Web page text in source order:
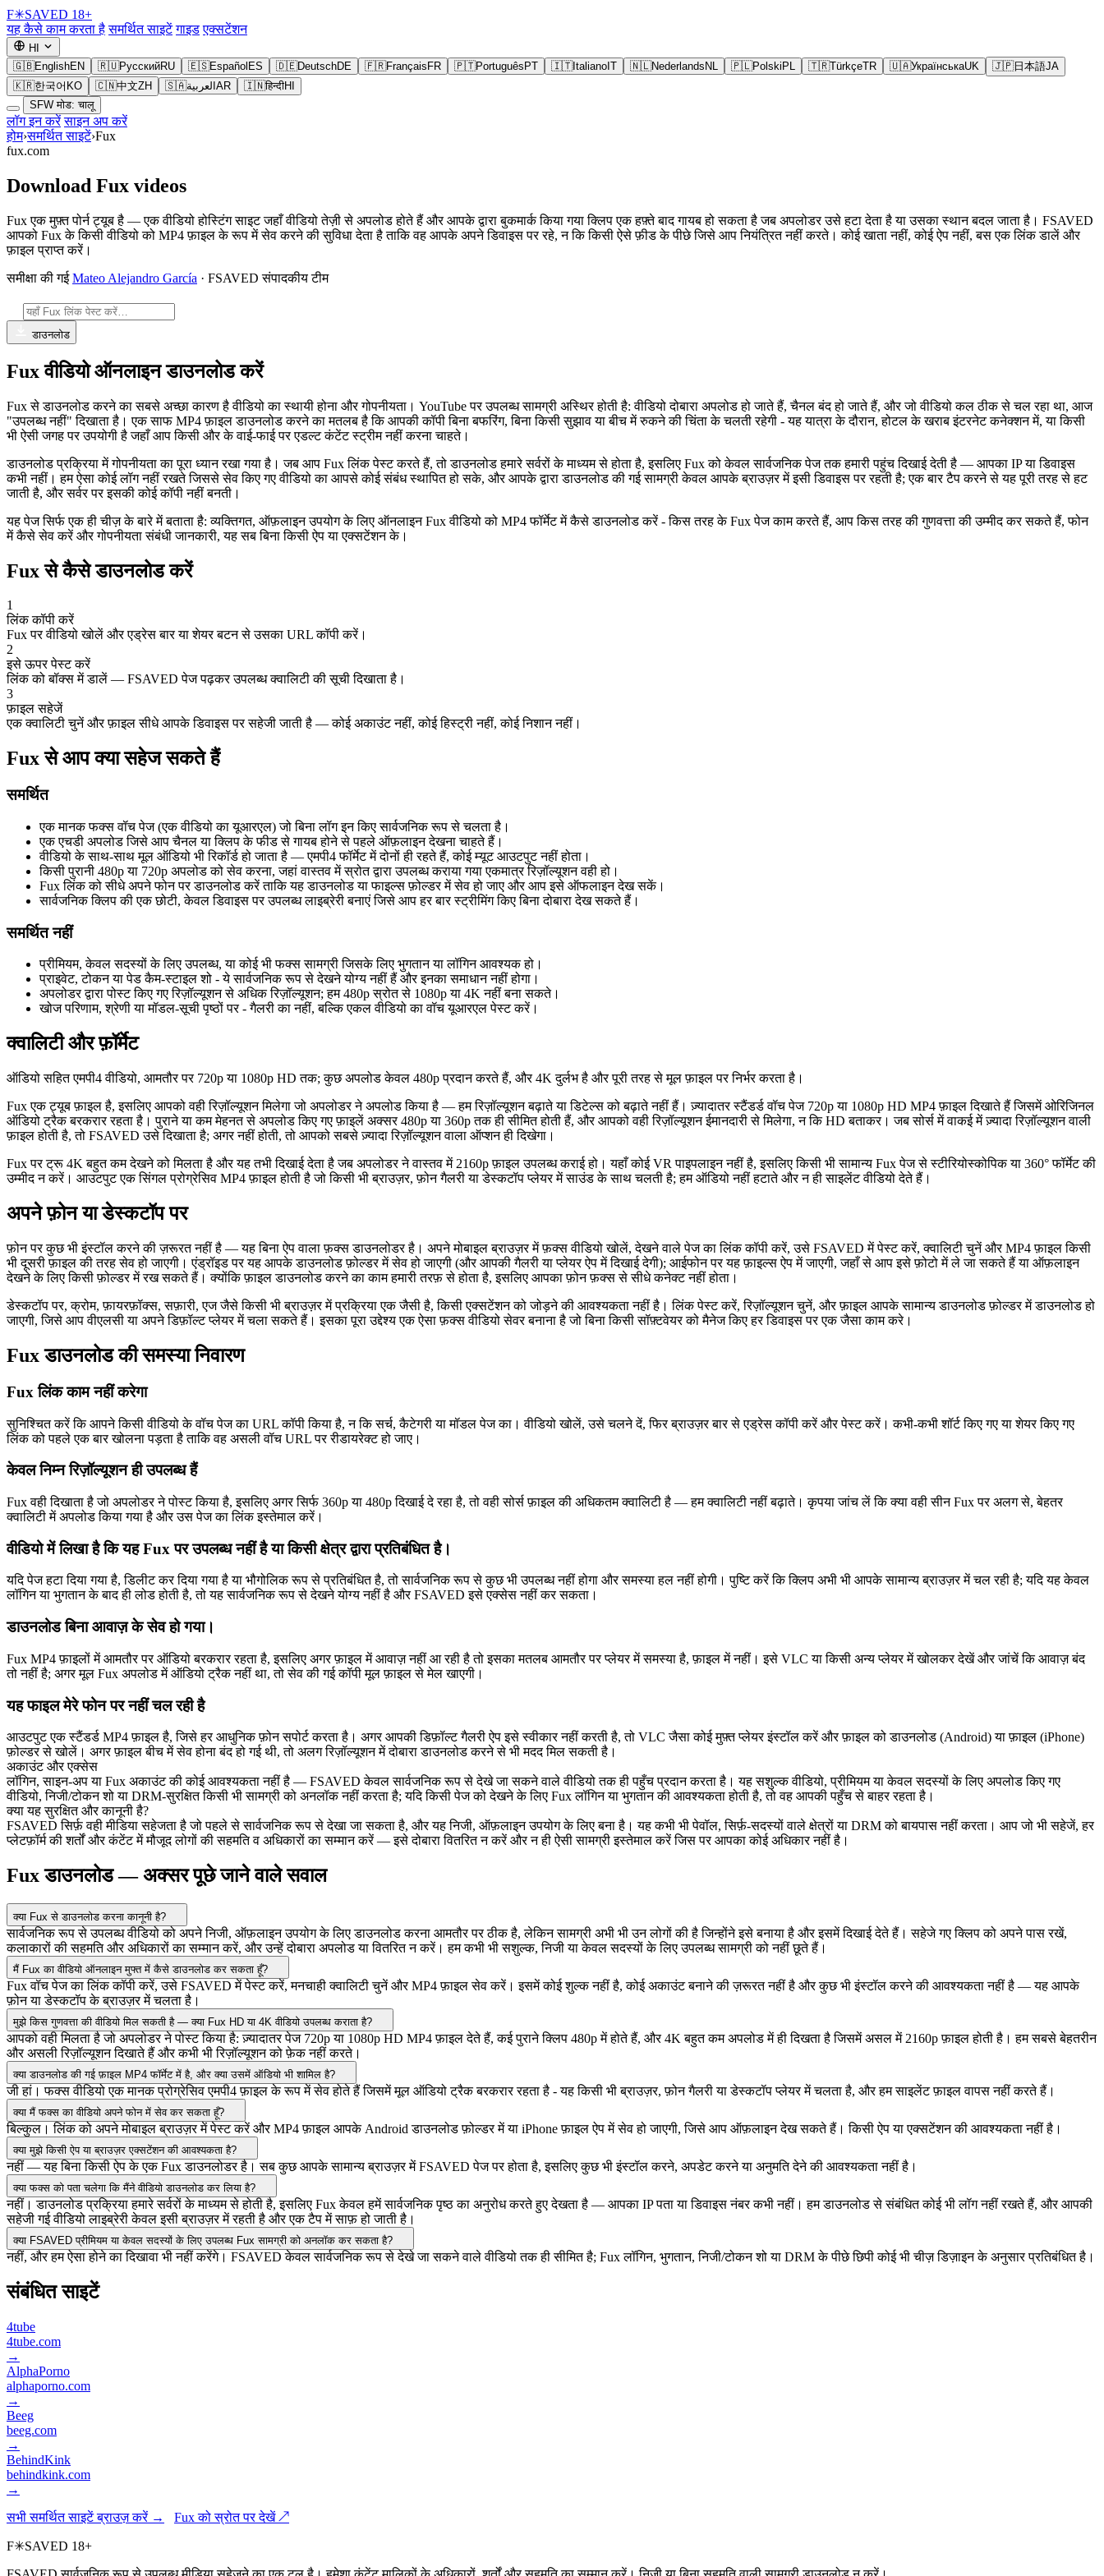
F✳SAVED 18+
यह कैसे काम करता है समर्थित साइटें गाइड एक्सटेंशन
HI
🇬🇧EnglishEN 🇷🇺РусскийRU 🇪🇸Español ES 🇩🇪DeutschDE 🇫🇷Français FR 🇵🇹Português PT 🇮🇹Italiano IT 🇳🇱Nederlands NL 🇵🇱Polski PL 🇹🇷TürkçeTR 🇺🇦УкраїнськаUK 🇯🇵日本語JA
🇰🇷한국어 KO 🇨🇳中文ZH 🇸🇦العربية AR 🇮🇳हिन्दीHI
SFW मोड: चालू
लॉग इन करें साइन अप करें
होम›समर्थित साइटें›Fux
fux.com
Download Fux videos
Fux एक मुफ़्त पोर्न ट्यूब है — एक वीडियो होस्टिंग साइट जहाँ वीडियो तेज़ी से अपलोड होते हैं और आपके द्वारा बुकमार्क किया गया क्लिप एक हफ़्ते बाद गायब हो सकता है जब अपलोडर उसे हटा देता है या उसका स्थान बदल जाता है। FSAVED
आपको Fux के किसी वीडियो को MP4 फ़ाइल के रूप में सेव करने की सुविधा देता है ताकि वह आपके अपने डिवाइस पर रहे, न कि किसी ऐसे फ़ीड के पीछे जिसे आप नियंत्रित नहीं करते। कोई खाता नहीं, कोई ऐप नहीं, बस एक लिंक डालें और
फ़ाइल प्राप्त करें।
समीक्षा की गईMateo Alejandro García · FSAVED संपादकीय टीम
डाउनलोड
Fux वीडियो ऑनलाइन डाउनलोड करें
Fux से डाउनलोड करने का सबसे अच्छा कारण है वीडियो का स्थायी होना और गोपनीयता। YouTube पर उपलब्ध सामग्री अस्थिर होती है: वीडियो दोबारा अपलोड हो जाते हैं, चैनल बंद हो जाते हैं, और जो वीडियो कल ठीक से चल रहा था, आज
"उपलब्ध नहीं" दिखाता है। एक साफ MP4 फ़ाइल डाउनलोड करने का मतलब है कि आपकी कॉपी बिना बफरिंग, बिना किसी सुझाव या बीच में रुकने की चिंता के चलती रहेगी - यह यात्रा के दौरान, होटल के खराब इंटरनेट कनेक्शन में, या किसी
भी ऐसी जगह पर उपयोगी है जहाँ आप किसी और के वाई-फाई पर एडल्ट कंटेंट स्ट्रीम नहीं करना चाहते।
डाउनलोड प्रक्रिया में गोपनीयता का पूरा ध्यान रखा गया है। जब आप Fux लिंक पेस्ट करते हैं, तो डाउनलोड हमारे सर्वरों के माध्यम से होता है, इसलिए Fux को केवल सार्वजनिक पेज तक हमारी पहुंच दिखाई देती है — आपका IP या डिवाइस
कभी नहीं। हम ऐसा कोई लॉग नहीं रखते जिससे सेव किए गए वीडियो का आपसे कोई संबंध स्थापित हो सके, और आपके द्वारा डाउनलोड की गई सामग्री केवल आपके ब्राउज़र में इसी डिवाइस पर रहती है; एक बार टैप करने से यह पूरी तरह से हट
जाती है, और सर्वर पर इसकी कोई कॉपी नहीं बनती।
यह पेज सिर्फ एक ही चीज़ के बारे में बताता है: व्यक्तिगत, ऑफ़लाइन उपयोग के लिए ऑनलाइन Fux वीडियो को MP4 फॉर्मेट में कैसे डाउनलोड करें - किस तरह के Fux पेज काम करते हैं, आप किस तरह की गुणवत्ता की उम्मीद कर सकते हैं, फोन
में कैसे सेव करें और गोपनीयता संबंधी जानकारी, यह सब बिना किसी ऐप या एक्सटेंशन के।
Fux से कैसे डाउनलोड करें
1
लिंक कॉपी करें
Fux पर वीडियो खोलें और एड्रेस बार या शेयर बटन से उसका URL कॉपी करें।
2
इसे ऊपर पेस्ट करें
लिंक को बॉक्स में डालें — FSAVED पेज पढ़कर उपलब्ध क्वालिटी की सूची दिखाता है।
3
फ़ाइल सहेजें
एक क्वालिटी चुनें और फ़ाइल सीधे आपके डिवाइस पर सहेजी जाती है — कोई अकाउंट नहीं, कोई हिस्ट्री नहीं, कोई निशान नहीं।
Fux से आप क्या सहेज सकते हैं
समर्थित
एक मानक फक्स वॉच पेज (एक वीडियो का यूआरएल) जो बिना लॉग इन किए सार्वजनिक रूप से चलता है।
एक एचडी अपलोड जिसे आप चैनल या क्लिप के फीड से गायब होने से पहले ऑफ़लाइन देखना चाहते हैं।
वीडियो के साथ-साथ मूल ऑडियो भी रिकॉर्ड हो जाता है — एमपी4 फॉर्मेट में दोनों ही रहते हैं, कोई म्यूट आउटपुट नहीं होता।
किसी पुरानी 480p या 720p अपलोड को सेव करना, जहां वास्तव में स्रोत द्वारा उपलब्ध कराया गया एकमात्र रिज़ॉल्यूशन वही हो।
Fux लिंक को सीधे अपने फोन पर डाउनलोड करें ताकि यह डाउनलोड या फाइल्स फ़ोल्डर में सेव हो जाए और आप इसे ऑफलाइन देख सकें।
सार्वजनिक क्लिप की एक छोटी, केवल डिवाइस पर उपलब्ध लाइब्रेरी बनाएं जिसे आप हर बार स्ट्रीमिंग किए बिना दोबारा देख सकते हैं।
समर्थित नहीं
प्रीमियम, केवल सदस्यों के लिए उपलब्ध, या कोई भी फक्स सामग्री जिसके लिए भुगतान या लॉगिन आवश्यक हो।
प्राइवेट, टोकन या पेड कैम-स्टाइल शो - ये सार्वजनिक रूप से देखने योग्य नहीं हैं और इनका समाधान नहीं होगा।
अपलोडर द्वारा पोस्ट किए गए रिज़ॉल्यूशन से अधिक रिज़ॉल्यूशन; हम 480p स्रोत से 1080p या 4K नहीं बना सकते।
खोज परिणाम, श्रेणी या मॉडल-सूची पृष्ठों पर - गैलरी का नहीं, बल्कि एकल वीडियो का वॉच यूआरएल पेस्ट करें।
क्वालिटी और फ़ॉर्मेट
ऑडियो सहित एमपी4 वीडियो, आमतौर पर 720p या 1080p HD तक; कुछ अपलोड केवल 480p प्रदान करते हैं, और 4K दुर्लभ है और पूरी तरह से मूल फ़ाइल पर निर्भर करता है।
Fux एक ट्यूब फ़ाइल है, इसलिए आपको वही रिज़ॉल्यूशन मिलेगा जो अपलोडर ने अपलोड किया है — हम रिज़ॉल्यूशन बढ़ाते या डिटेल्स को बढ़ाते नहीं हैं। ज़्यादातर स्टैंडर्ड वॉच पेज 720p या 1080p HD MP4 फ़ाइल दिखाते हैं जिसमें ओरिजिनल
ऑडियो ट्रैक बरकरार रहता है। पुराने या कम मेहनत से अपलोड किए गए फ़ाइलें अक्सर 480p या 360p तक ही सीमित होती हैं, और आपको वही रिज़ॉल्यूशन ईमानदारी से मिलेगा, न कि HD बताकर। जब सोर्स में वाकई में ज़्यादा रिज़ॉल्यूशन वाली
फ़ाइल होती है, तो FSAVED उसे दिखाता है; अगर नहीं होती, तो आपको सबसे ज़्यादा रिज़ॉल्यूशन वाला ऑप्शन ही दिखेगा।
Fux पर ट्रू 4K बहुत कम देखने को मिलता है और यह तभी दिखाई देता है जब अपलोडर ने वास्तव में 2160p फ़ाइल उपलब्ध कराई हो। यहाँ कोई VR पाइपलाइन नहीं है, इसलिए किसी भी सामान्य Fux पेज से स्टीरियोस्कोपिक या 360° फॉर्मेट की
उम्मीद न करें। आउटपुट एक सिंगल प्रोग्रेसिव MP4 फ़ाइल होती है जो किसी भी ब्राउज़र, फ़ोन गैलरी या डेस्कटॉप प्लेयर में साउंड के साथ चलती है; हम ऑडियो नहीं हटाते और न ही साइलेंट वीडियो देते हैं।
अपने फ़ोन या डेस्कटॉप पर
फ़ोन पर कुछ भी इंस्टॉल करने की ज़रूरत नहीं है — यह बिना ऐप वाला फ़क्स डाउनलोडर है। अपने मोबाइल ब्राउज़र में फ़क्स वीडियो खोलें, देखने वाले पेज का लिंक कॉपी करें, उसे FSAVED में पेस्ट करें, क्वालिटी चुनें और MP4 फ़ाइल किसी
भी दूसरी फ़ाइल की तरह सेव हो जाएगी। एंड्रॉइड पर यह आपके डाउनलोड फ़ोल्डर में सेव हो जाएगी (और आपकी गैलरी या प्लेयर ऐप में दिखाई देगी); आईफोन पर यह फ़ाइल्स ऐप में जाएगी, जहाँ से आप इसे फ़ोटो में ले जा सकते हैं या ऑफ़लाइन
देखने के लिए किसी फ़ोल्डर में रख सकते हैं। क्योंकि फ़ाइल डाउनलोड करने का काम हमारी तरफ़ से होता है, इसलिए आपका फ़ोन फ़क्स से सीधे कनेक्ट नहीं होता।
डेस्कटॉप पर, क्रोम, फ़ायरफ़ॉक्स, सफ़ारी, एज जैसे किसी भी ब्राउज़र में प्रक्रिया एक जैसी है, किसी एक्सटेंशन को जोड़ने की आवश्यकता नहीं है। लिंक पेस्ट करें, रिज़ॉल्यूशन चुनें, और फ़ाइल आपके सामान्य डाउनलोड फ़ोल्डर में डाउनलोड हो
जाएगी, जिसे आप वीएलसी या अपने डिफ़ॉल्ट प्लेयर में चला सकते हैं। इसका पूरा उद्देश्य एक ऐसा फ़क्स वीडियो सेवर बनाना है जो बिना किसी सॉफ़्टवेयर को मैनेज किए हर डिवाइस पर एक जैसा काम करे।
Fux डाउनलोड की समस्या निवारण
Fux लिंक काम नहीं करेगा
सुनिश्चित करें कि आपने किसी वीडियो के वॉच पेज का URL कॉपी किया है, न कि सर्च, कैटेगरी या मॉडल पेज का। वीडियो खोलें, उसे चलने दें, फिर ब्राउज़र बार से एड्रेस कॉपी करें और पेस्ट करें। कभी-कभी शॉर्ट किए गए या शेयर किए गए
लिंक को पहले एक बार खोलना पड़ता है ताकि वह असली वॉच URL पर रीडायरेक्ट हो जाए।
केवल निम्न रिज़ॉल्यूशन ही उपलब्ध हैं
Fux वही दिखाता है जो अपलोडर ने पोस्ट किया है, इसलिए अगर सिर्फ 360p या 480p दिखाई दे रहा है, तो वही सोर्स फ़ाइल की अधिकतम क्वालिटी है — हम क्वालिटी नहीं बढ़ाते। कृपया जांच लें कि क्या वही सीन Fux पर अलग से, बेहतर
क्वालिटी में अपलोड किया गया है और उस पेज का लिंक इस्तेमाल करें।
वीडियो में लिखा है कि यह Fux पर उपलब्ध नहीं है या किसी क्षेत्र द्वारा प्रतिबंधित है।
यदि पेज हटा दिया गया है, डिलीट कर दिया गया है या भौगोलिक रूप से प्रतिबंधित है, तो सार्वजनिक रूप से कुछ भी उपलब्ध नहीं होगा और समस्या हल नहीं होगी। पुष्टि करें कि क्लिप अभी भी आपके सामान्य ब्राउज़र में चल रही है; यदि यह केवल
लॉगिन या भुगतान के बाद ही लोड होती है, तो यह सार्वजनिक रूप से देखने योग्य नहीं है और FSAVED इसे एक्सेस नहीं कर सकता।
डाउनलोड बिना आवाज़ के सेव हो गया।
Fux MP4 फ़ाइलों में आमतौर पर ऑडियो बरकरार रहता है, इसलिए अगर फ़ाइल में आवाज़ नहीं आ रही है तो इसका मतलब आमतौर पर प्लेयर में समस्या है, फ़ाइल में नहीं। इसे VLC या किसी अन्य प्लेयर में खोलकर देखें और जांचें कि आवाज़ बंद
तो नहीं है; अगर मूल Fux अपलोड में ऑडियो ट्रैक नहीं था, तो सेव की गई कॉपी मूल फ़ाइल से मेल खाएगी।
यह फाइल मेरे फोन पर नहीं चल रही है
आउटपुट एक स्टैंडर्ड MP4 फ़ाइल है, जिसे हर आधुनिक फ़ोन सपोर्ट करता है। अगर आपकी डिफ़ॉल्ट गैलरी ऐप इसे स्वीकार नहीं करती है, तो VLC जैसा कोई मुफ़्त प्लेयर इंस्टॉल करें और फ़ाइल को डाउनलोड (Android) या फ़ाइल (iPhone)
फ़ोल्डर से खोलें। अगर फ़ाइल बीच में सेव होना बंद हो गई थी, तो अलग रिज़ॉल्यूशन में दोबारा डाउनलोड करने से भी मदद मिल सकती है।
अकाउंट और एक्सेस
लॉगिन, साइन-अप या Fux अकाउंट की कोई आवश्यकता नहीं है — FSAVED केवल सार्वजनिक रूप से देखे जा सकने वाले वीडियो तक ही पहुँच प्रदान करता है। यह सशुल्क वीडियो, प्रीमियम या केवल सदस्यों के लिए अपलोड किए गए
वीडियो, निजी/टोकन शो या DRM-सुरक्षित किसी भी सामग्री को अनलॉक नहीं करता है; यदि किसी पेज को देखने के लिए Fux लॉगिन या भुगतान की आवश्यकता होती है, तो वह आपकी पहुँच से बाहर रहता है।
क्या यह सुरक्षित और कानूनी है?
FSAVED सिर्फ़ वही मीडिया सहेजता है जो पहले से सार्वजनिक रूप से देखा जा सकता है, और यह निजी, ऑफ़लाइन उपयोग के लिए बना है। यह कभी भी पेवॉल, सिर्फ़-सदस्यों वाले क्षेत्रों या DRM को बायपास नहीं करता। आप जो भी सहेजें, हर
प्लेटफ़ॉर्म की शर्तों और कंटेंट में मौजूद लोगों की सहमति व अधिकारों का सम्मान करें — इसे दोबारा वितरित न करें और न ही ऐसी सामग्री इस्तेमाल करें जिस पर आपका कोई अधिकार नहीं है।
Fux डाउनलोड — अक्सर पूछे जाने वाले सवाल
क्या Fux से डाउनलोड करना कानूनी है?
सार्वजनिक रूप से उपलब्ध वीडियो को अपने निजी, ऑफ़लाइन उपयोग के लिए डाउनलोड करना आमतौर पर ठीक है, लेकिन सामग्री अभी भी उन लोगों की है जिन्होंने इसे बनाया है और इसमें दिखाई देते हैं। सहेजे गए क्लिप को अपने पास रखें,
कलाकारों की सहमति और अधिकारों का सम्मान करें, और उन्हें दोबारा अपलोड या वितरित न करें। हम कभी भी सशुल्क, निजी या केवल सदस्यों के लिए उपलब्ध सामग्री को नहीं छूते हैं।
मैं Fux का वीडियो ऑनलाइन मुफ्त में कैसे डाउनलोड कर सकता हूँ?
Fux वॉच पेज का लिंक कॉपी करें, उसे FSAVED में पेस्ट करें, मनचाही क्वालिटी चुनें और MP4 फ़ाइल सेव करें। इसमें कोई शुल्क नहीं है, कोई अकाउंट बनाने की ज़रूरत नहीं है और कुछ भी इंस्टॉल करने की आवश्यकता नहीं है — यह आपके
फ़ोन या डेस्कटॉप के ब्राउज़र में चलता है।
मुझे किस गुणवत्ता की वीडियो मिल सकती है — क्या Fux HD या 4K वीडियो उपलब्ध कराता है?
आपको वही मिलता है जो अपलोडर ने पोस्ट किया है: ज़्यादातर पेज 720p या 1080p HD MP4 फ़ाइल देते हैं, कई पुराने क्लिप 480p में होते हैं, और 4K बहुत कम अपलोड में ही दिखता है जिसमें असल में 2160p फ़ाइल होती है। हम सबसे बेहतरीन
और असली रिज़ॉल्यूशन दिखाते हैं और कभी भी रिज़ॉल्यूशन को फ़ेक नहीं करते।
क्या डाउनलोड की गई फ़ाइल MP4 फॉर्मेट में है, और क्या उसमें ऑडियो भी शामिल है?
जी हां। फक्स वीडियो एक मानक प्रोग्रेसिव एमपी4 फ़ाइल के रूप में सेव होते हैं जिसमें मूल ऑडियो ट्रैक बरकरार रहता है - यह किसी भी ब्राउज़र, फ़ोन गैलरी या डेस्कटॉप प्लेयर में चलता है, और हम साइलेंट फ़ाइल वापस नहीं करते हैं।
क्या मैं फक्स का वीडियो अपने फोन में सेव कर सकता हूँ?
बिल्कुल। लिंक को अपने मोबाइल ब्राउज़र में पेस्ट करें और MP4 फ़ाइल आपके Android डाउनलोड फ़ोल्डर में या iPhone फ़ाइल ऐप में सेव हो जाएगी, जिसे आप ऑफ़लाइन देख सकते हैं। किसी ऐप या एक्सटेंशन की आवश्यकता नहीं है।
क्या मुझे किसी ऐप या ब्राउज़र एक्सटेंशन की आवश्यकता है?
नहीं — यह बिना किसी ऐप के एक Fux डाउनलोडर है। सब कुछ आपके सामान्य ब्राउज़र में FSAVED पेज पर होता है, इसलिए कुछ भी इंस्टॉल करने, अपडेट करने या अनुमति देने की आवश्यकता नहीं है।
क्या फक्स को पता चलेगा कि मैंने वीडियो डाउनलोड कर लिया है?
नहीं। डाउनलोड प्रक्रिया हमारे सर्वरों के माध्यम से होती है, इसलिए Fux केवल हमें सार्वजनिक पृष्ठ का अनुरोध करते हुए देखता है — आपका IP पता या डिवाइस नंबर कभी नहीं। हम डाउनलोड से संबंधित कोई भी लॉग नहीं रखते हैं, और आपकी
सहेजी गई वीडियो लाइब्रेरी केवल इसी ब्राउज़र में रहती है और एक टैप में साफ़ हो जाती है।
क्या FSAVED प्रीमियम या केवल सदस्यों के लिए उपलब्ध Fux सामग्री को अनलॉक कर सकता है?
नहीं, और हम ऐसा होने का दिखावा भी नहीं करेंगे। FSAVED केवल सार्वजनिक रूप से देखे जा सकने वाले वीडियो तक ही सीमित है; Fux लॉगिन, भुगतान, निजी/टोकन शो या DRM के पीछे छिपी कोई भी चीज़ डिज़ाइन के अनुसार प्रतिबंधित है।
संबंधित साइटें
4tube
4tube.com
→
AlphaPorno
alphaporno.com
→
Beeg
beeg.com
→
BehindKink
behindkink.com
→
सभी समर्थित साइटें ब्राउज़ करें →
Fux को स्रोत पर देखें ↗
F✳SAVED 18+